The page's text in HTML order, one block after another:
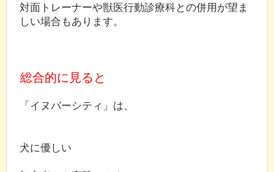
対面トレーナーや獣医行動診療科との併用が望ま
しい場合もあります。
総合的に見ると
「イヌバーシティ」は、
犬に優しい